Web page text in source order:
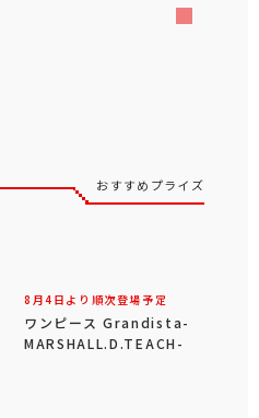
おすすめプライズ
8月4日より順次登場予定
ワンピース Grandista-
MARSHALL.D.TEACH-